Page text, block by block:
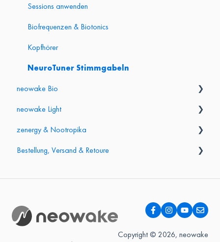
Abo & Kündigung
Partner- & Affiliate-Programm
Gesundheit & Sicherheit
Sessions anwenden
Biofrequenzen & Biotonics
Kopfhörer
NeuroTuner Stimmgabeln
neowake Bio
Frequenzmatte (groß)
Frequenzmatte mini & Frequenzgürtel
Energy Bracelet
neowake Light
Chroma Watch
Chroma Light
zenergy & Nootropika
Einnahme & Wirkung
Bestellung, Versand & Retoure
Garantie & Reklamation
Copyright © 2026, neowake